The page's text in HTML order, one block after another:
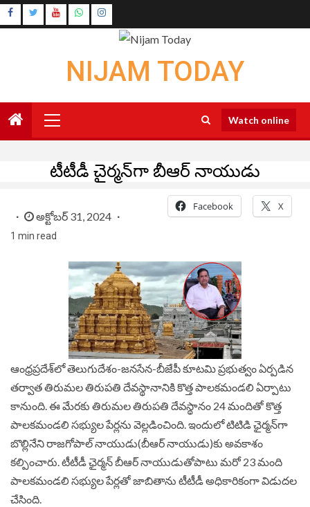
Skip
to
Instagram
NIJAM TODAY
Menu
Watch online
టీటీడీ చైర్మన్‌గా బీఆర్ నాయుడు
అక్టోబర్ 31, 2024
1 min read
Facebook X
ఆంధ్రప్రదేశ్‌లో తెలుగుదేశం-జనసేన-బీజేపీ కూటమి ప్రభుత్వం ఏర్పడిన
తర్వాత తిరుమల తిరుపతి దేవస్థానానికి కొత్త పాలకమండలి ఏర్పాటు
కానుంది. ఈ మేరకు తిరుమల తిరుపతి దేవస్థానం 24 మందితో కొత్త
పాలకమండలి సభ్యుల పేర్లను వెల్లడించింది. ఇందులో టిటిడి ఛైర్మన్‌గా
బొల్లినేని రాజగోపాల్ నాయుడు(బీఆర్‌ నాయుడు)కు అవకాశం
కల్పించారు. టీటీడీ ఛైర్మన్ బీఆర్ నాయుడుతోపాటు మరో 23 మంది
పాలకమండలి సభ్యుల పేర్లతో జాబితాను టీటీడీ అధికారికంగా విడుదల
చేసింది.